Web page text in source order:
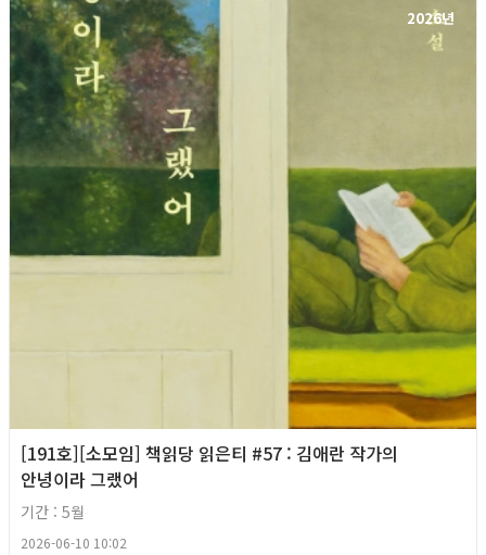
2026년
[191호][소모임] 책읽당 읽은티 #57 : 김애란 작가의
안녕이라 그랬어
기간 : 5월
2026-06-10 10:02